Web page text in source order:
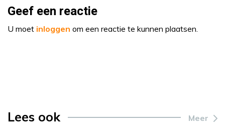
Geef een reactie
U moet inloggen om een reactie te kunnen plaatsen.
Lees ook Meer